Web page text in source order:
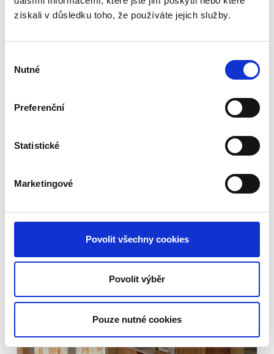
získali v důsledku toho, že používáte jejich služby.
souhlasu
Nutné
Preferenční
Statistické
Marketingové
Povolit všechny cookies
Povolit výběr
Pouze nutné cookies
Apartmán 1
Detail apartmánu